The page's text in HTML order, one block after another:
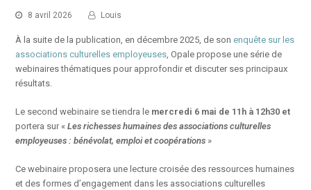
8 avril 2026 Louis
À la suite de la publication, en décembre 2025, de son enquête sur les
associations culturelles employeuses, Opale propose une série de
webinaires thématiques pour approfondir et discuter ses principaux
résultats.
Le second webinaire se tiendra le mercredi 6 mai de 11h à 12h30 et
portera sur «Les richesses humaines des associations culturelles
employeuses : bénévolat, emploi et coopérations »
Ce webinaire proposera une lecture croisée des ressources humaines
et des formes d’engagement dans les associations culturelles